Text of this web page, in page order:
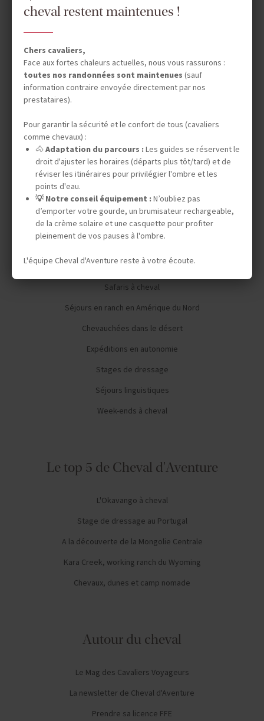
NORMANDIE / BRETAGNE
RANDO MONT ST MICHEL
7 jours (5 à cheval)
09 août 2026 16 août 2026
Cliquez ici pour découvrir l'intégralité de nos voyages
Vos envies
Safaris à cheval
Séjours en ranch en Amérique du Nord
Chevauchées dans le désert
Expéditions en autonomie
Stages de dressage
Séjours linguistiques
Week-ends à cheval
Le top 5 de Cheval d'Aventure
L'Okavango à cheval
Stage de dressage au Portugal
A la découverte de la Mongolie Centrale
Kara Creek, working ranch du Wyoming
Chevaux, dunes et camp nomade
Autour du cheval
Le Mag des Cavaliers Voyageurs
La newsletter de Cheval d'Aventure
Prendre sa licence FFE
cheval restent maintenues !
Chers cavaliers,
Face aux fortes chaleurs actuelles, nous vous rassurons :
toutes nos randonnées sont maintenues (sauf
information contraire envoyée directement par nos
prestataires).
Pour garantir la sécurité et le confort de tous (cavaliers
comme chevaux) :
🐴 Adaptation du parcours :Les guides se réservent le
droit d'ajuster les horaires (départs plus tôt/tard) et de
réviser les itinéraires pour privilégier l'ombre et les
points d'eau.
💡 Notre conseil équipement :N’oubliez pas
d’emporter votre gourde, un brumisateur rechargeable,
de la crème solaire et une casquette pour profiter
pleinement de vos pauses à l'ombre.
L'équipe Cheval d'Aventure reste à votre écoute.